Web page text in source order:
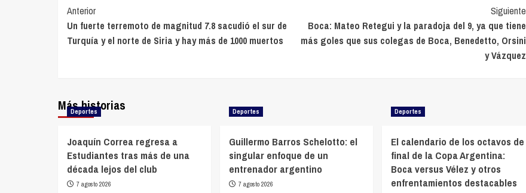
Navegación
de
entradas
Anterior
Un fuerte terremoto de magnitud 7.8 sacudió el sur de
Turquía y el norte de Siria y hay más de 1000 muertos
Siguiente
Boca: Mateo Retegui y la paradoja del 9, ya que tiene
más goles que sus colegas de Boca, Benedetto, Orsini
y Vázquez
Más historias
Deportes
Joaquín Correa regresa a
Estudiantes tras más de una
década lejos del club
7 agosto 2026
Deportes
Guillermo Barros Schelotto: el
singular enfoque de un
entrenador argentino
7 agosto 2026
Deportes
El calendario de los octavos de
final de la Copa Argentina:
Boca versus Vélez y otros
enfrentamientos destacables